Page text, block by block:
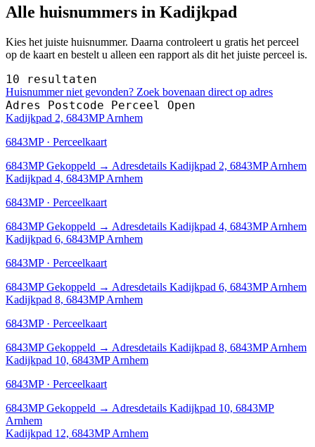
Alle huisnummers in Kadijkpad
Kies het juiste huisnummer. Daarna controleert u gratis het perceel
op de kaart en bestelt u alleen een rapport als dit het juiste perceel is.
10 resultaten
Huisnummer niet gevonden? Zoek bovenaan direct op adres
Adres Postcode Perceel Open
Kadijkpad 2, 6843MP Arnhem
6843MP · Perceelkaart
6843MP Gekoppeld → Adresdetails Kadijkpad 2, 6843MP Arnhem
Kadijkpad 4, 6843MP Arnhem
6843MP · Perceelkaart
6843MP Gekoppeld → Adresdetails Kadijkpad 4, 6843MP Arnhem
Kadijkpad 6, 6843MP Arnhem
6843MP · Perceelkaart
6843MP Gekoppeld → Adresdetails Kadijkpad 6, 6843MP Arnhem
Kadijkpad 8, 6843MP Arnhem
6843MP · Perceelkaart
6843MP Gekoppeld → Adresdetails Kadijkpad 8, 6843MP Arnhem
Kadijkpad 10, 6843MP Arnhem
6843MP · Perceelkaart
6843MP Gekoppeld → Adresdetails Kadijkpad 10, 6843MP
Arnhem
Kadijkpad 12, 6843MP Arnhem